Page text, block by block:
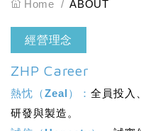
Home ABOUT
經營理念
ZHP Career
熱忱（Zeal）： 全員投入
研發與製造。